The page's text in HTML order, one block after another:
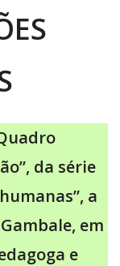
da série
a
em
e